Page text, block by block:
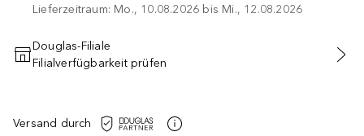
Lieferzeitraum: Mo., 10.08.2026 bis Mi., 12.08.2026
IN DEN WARENKORB
Douglas-Filiale
Filialverfügbarkeit prüfen
Versand durch